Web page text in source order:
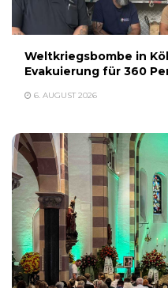
Weltkriegsbombe in
Evakuierung für 360
6. AUGUST 2026